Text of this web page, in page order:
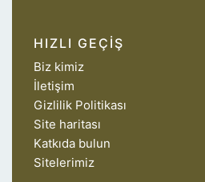
HIZLI GEÇIŞ
Biz kimiz
İletişim
Gizlilik Politikası
Site haritası
Katkıda bulun
Sitelerimiz